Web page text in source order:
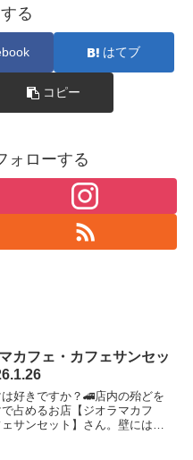
る
はてブ
コピー
ォローする
カフェ・カフェサンセッ
好きですか？🚄店内の殆どを
占めるお店【ジオラマカフ
ェサンセット】さん。壁には機